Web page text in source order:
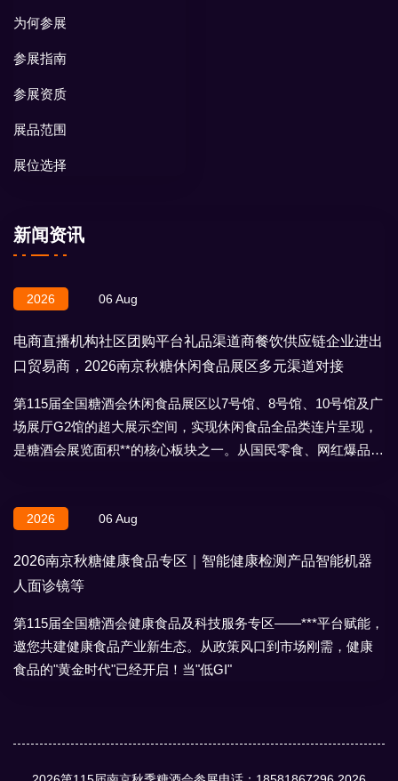
为何参展
参展指南
参展资质
展品范围
展位选择
新闻资讯
2026 06 Aug
电商直播机构社区团购平台礼品渠道商餐饮供应链企业进出
口贸易商，2026南京秋糖休闲食品展区多元渠道对接
第115届全国糖酒会休闲食品展区以7号馆、8号馆、10号馆及广
场展厅G2馆的超大展示空间，实现休闲食品全品类连片呈现，
是糖酒会展览面积**的核心板块之一。从国民零食、网红爆品到
2026 06 Aug
2026南京秋糖健康食品专区｜智能健康检测产品智能机器
人面诊镜等
第115届全国糖酒会健康食品及科技服务专区——***平台赋能，
邀您共建健康食品产业新生态。从政策风口到市场刚需，健康
食品的"黄金时代"已经开启！当"低GI"